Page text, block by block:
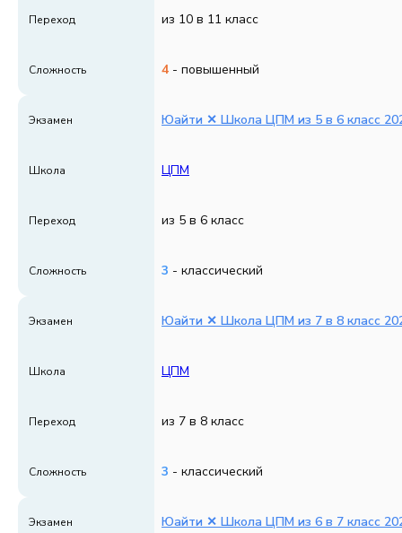
Переход из 10 в 11 класс
Сложность 4 - повышенный
Экзамен Юайти ✕ Школа ЦПМ из 5 в 6 класс
Школа ЦПМ
Переход из 5 в 6 класс
Сложность 3 - классический
Экзамен Юайти ✕ Школа ЦПМ из 7 в 8 класс
Школа ЦПМ
Переход из 7 в 8 класс
Сложность 3 - классический
Экзамен Юайти ✕ Школа ЦПМ из 6 в 7 класс